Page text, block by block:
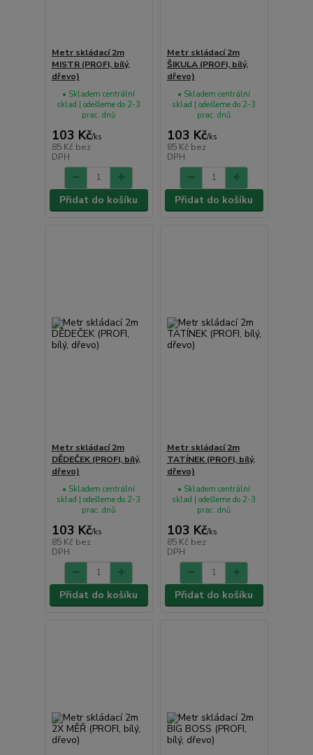
Metr skládací 2m
MISTR (PROFI, bílý,
dřevo)
103 Kč/ks
85 Kč bez
DPH
• Skladem centrální
sklad | odešleme do 2-3
prac. dnů
Přidat do košíku
Metr skládací 2m
ŠIKULA (PROFI, bílý,
dřevo)
103 Kč/ks
85 Kč bez
DPH
• Skladem centrální
sklad | odešleme do 2-3
prac. dnů
Přidat do košíku
Metr skládací 2m
DĚDEČEK (PROFI, bílý,
dřevo)
103 Kč/ks
85 Kč bez
DPH
• Skladem centrální
sklad | odešleme do 2-3
prac. dnů
Přidat do košíku
Metr skládací 2m
TATÍNEK (PROFI, bílý,
dřevo)
103 Kč/ks
85 Kč bez
DPH
• Skladem centrální
sklad | odešleme do 2-3
prac. dnů
Přidat do košíku